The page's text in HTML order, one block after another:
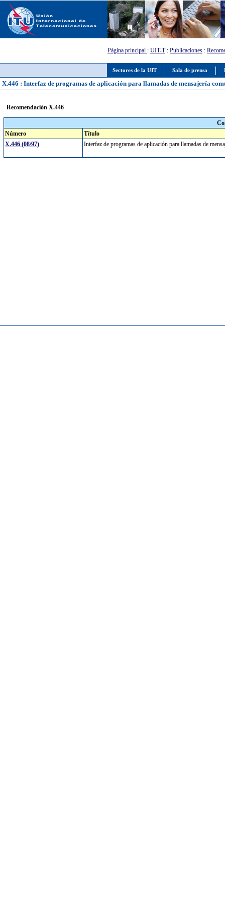
Sectores de la UIT Sala de prensa
Página principal : UIT-T: Publicaciones :
X.446 : Interfaz de programas de aplicación para llamadas de mensajería
Recomendación X.446
Número
Título
X.446 (08/97)
Interfaz de programas de aplicación para llamadas de